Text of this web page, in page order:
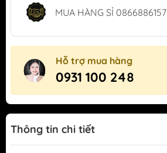
MUA HÀNG SỈ 0866886157
Hỗ trợ mua hàng
0931 100 248
Thông tin chi tiết